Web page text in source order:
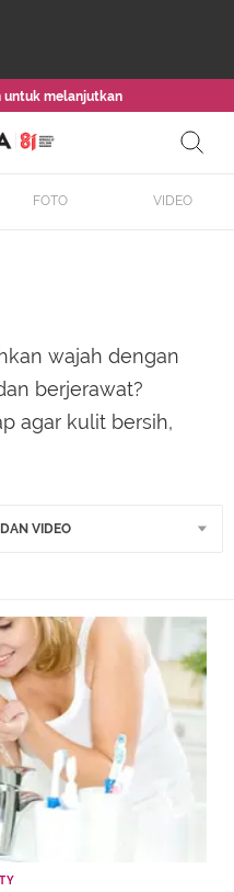
untuk melanjutkan
FOTO VIDEO
wajah dengan
berjerawat?
agar kulit bersih,
VIDEO